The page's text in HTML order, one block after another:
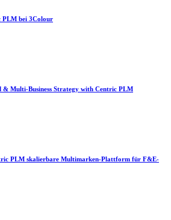
bei 3Colour
Multi-Business Strategy with Centric PLM
PLM skalierbare Multimarken-Plattform für F&E-